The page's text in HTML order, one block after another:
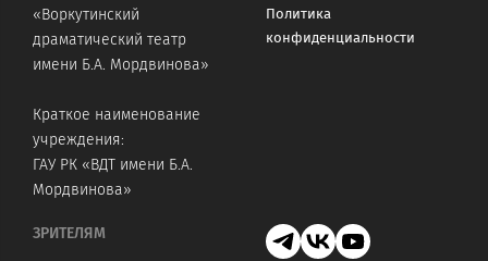
«Воркутинский
драматический театр
имени Б.А. Мордвинова»
Краткое наименование
учреждения:
ГАУ РК «ВДТ имени Б.А.
Мордвинова»
Политика
конфиденциальности
ЗРИТЕЛЯМ